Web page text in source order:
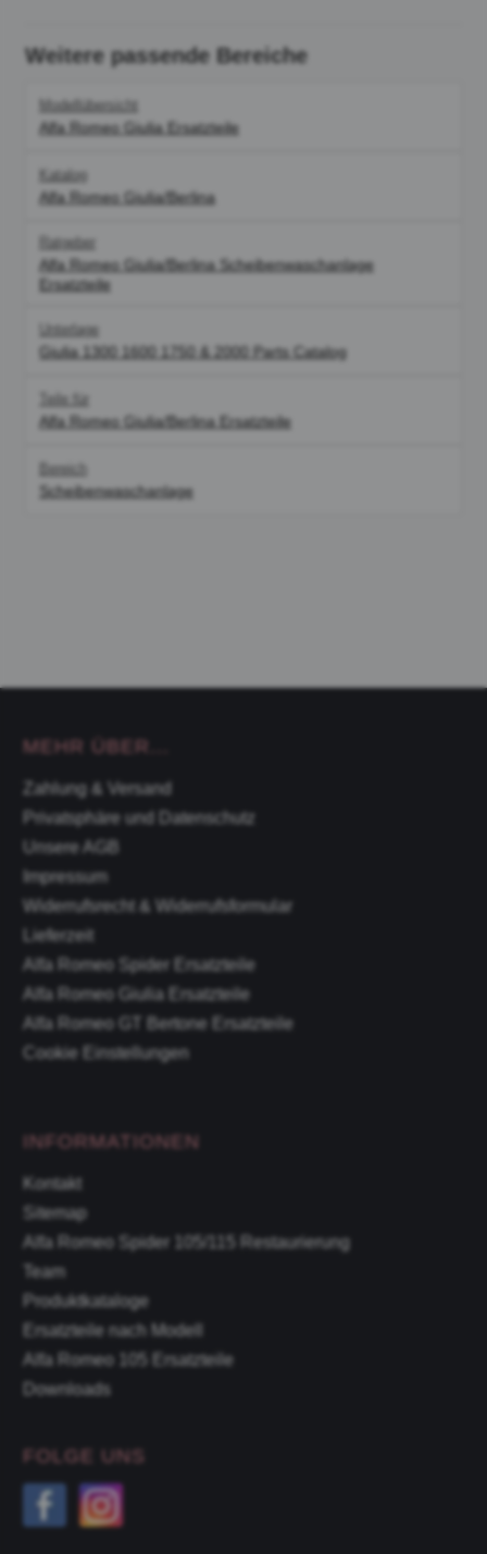
Weitere passende Bereiche
Modellübersicht
Alfa Romeo Giulia Ersatzteile
Katalog
Alfa Romeo Giulia/Berlina
Ratgeber
Alfa Romeo Giulia/Berlina Scheibenwaschanlage
Ersatzteile
Unterlage
Giulia 1300 1600 1750 & 2000 Parts Catalog
Teile für
Alfa Romeo Giulia/Berlina Ersatzteile
Bereich
Scheibenwaschanlage
MEHR ÜBER...
Zahlung & Versand
Privatsphäre und Datenschutz
Unsere AGB
Impressum
Widerrufsrecht & Widerrufsformular
Lieferzeit
Alfa Romeo Spider Ersatzteile
Alfa Romeo Giulia Ersatzteile
Alfa Romeo GT Bertone Ersatzteile
Cookie Einstellungen
INFORMATIONEN
Kontakt
Sitemap
Alfa Romeo Spider 105/115 Restaurierung
Team
Produktkataloge
Ersatzteile nach Modell
Alfa Romeo 105 Ersatzteile
Downloads
FOLGE UNS